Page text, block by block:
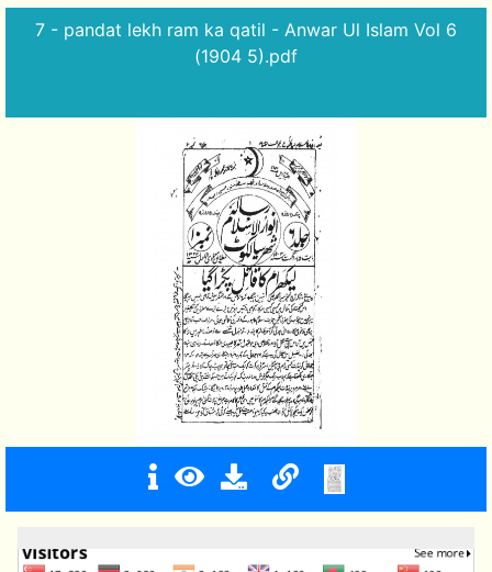
7 - pandat lekh ram ka qatil - Anwar Ul Islam Vol 6
(1904 5).pdf